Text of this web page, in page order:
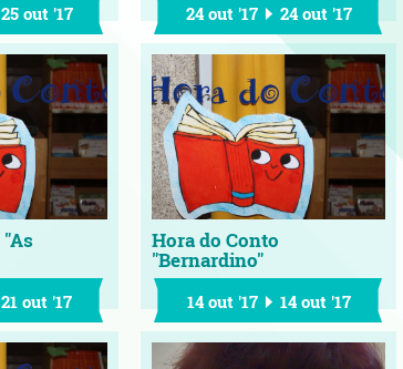
25 out '17 24 out '17 24 out '17
21 out '17
Hora do Conto
"Bernardino"
14 out '17 14 out '17